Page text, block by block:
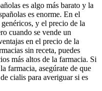
es algo más barato y la
es enorme. En el
y el precio de la
cuando se vende un
en el precio de la
sin receta, puedes
más altos de la farmacia. Si
farmacia, asegúrate de que
cialis para averiguar si es